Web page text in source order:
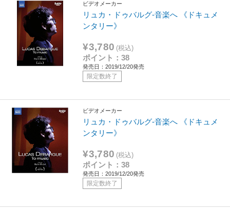
ビデオメーカー
リュカ・ドゥバルグ-音楽へ 《ドキュメ
ンタリー》
¥3,780 (税込)
ポイント：38
発売日：2019/12/20発売
限定数終了
ビデオメーカー
リュカ・ドゥバルグ-音楽へ 《ドキュメ
ンタリー》
¥3,780 (税込)
ポイント：38
発売日：2019/12/20発売
限定数終了